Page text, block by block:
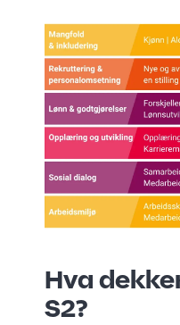
Hva
S2?